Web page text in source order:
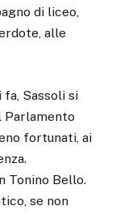
di liceo,
alle
fa, Sassoli si
Parlamento
fortunati, ai
Tonino Bello.
se non